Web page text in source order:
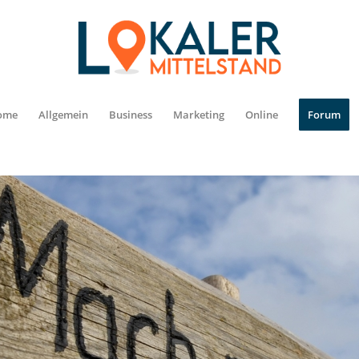
Allgemein Business Marketing Online Forum